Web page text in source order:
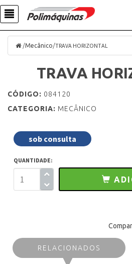
/Mecânico/TRAVA HORIZONTAL
TRAVA
CÓDIGO: 084120
CATEGORIA: MECÂNICO
sob consulta
QUANTIDADE:
RELACIONADOS